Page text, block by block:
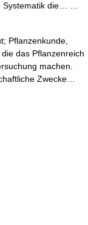
Systematik die… …
Pflanzenkunde,
das Pflanzenreich
machen.
Zwecke…